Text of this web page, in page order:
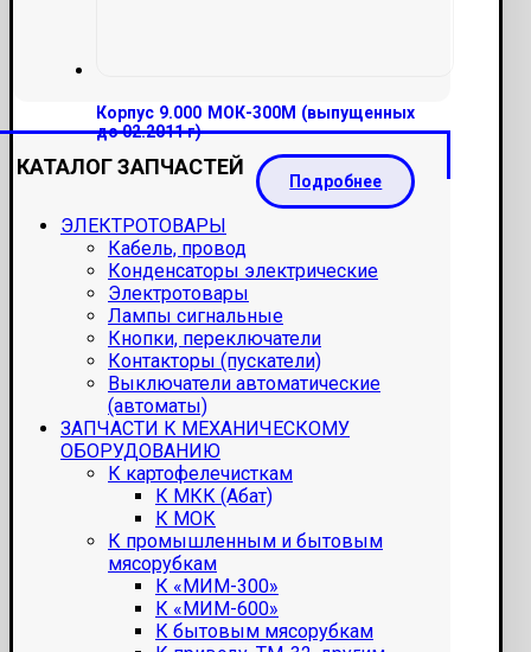
Корпус 9.000 МОК-300М (выпущенных
до 02.2011 г)
Подробнее
КАТАЛОГ ЗАПЧАСТЕЙ
ЭЛЕКТРОТОВАРЫ
Кабель, провод
Конденсаторы электрические
Электротовары
Лампы сигнальные
Кнопки, переключатели
Контакторы (пускатели)
Выключатели автоматические
(автоматы)
ЗАПЧАСТИ К МЕХАНИЧЕСКОМУ
ОБОРУДОВАНИЮ
К картофелечисткам
К МКК (Абат)
К МОК
К промышленным и бытовым
мясорубкам
К «МИМ-300»
К «МИМ-600»
К бытовым мясорубкам